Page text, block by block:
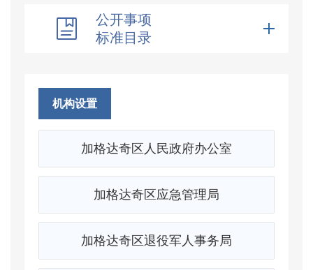
公开事项
标准目录
机构设置
加格达奇区人民政府办公室
加格达奇区应急管理局
加格达奇区退役军人事务局